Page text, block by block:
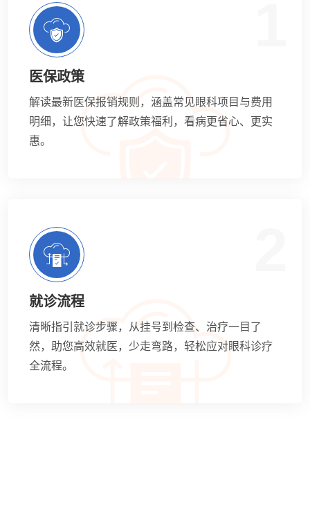
医保政策
解读最新医保报销规则，涵盖常见眼科项目与费用
明细，让您快速了解政策福利，看病更省心、更实
惠。
就诊流程
清晰指引就诊步骤，从挂号到检查、治疗一目了
然，助您高效就医，少走弯路，轻松应对眼科诊疗
全流程。